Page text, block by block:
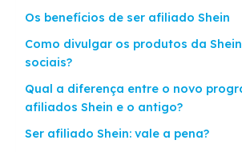
Os benefícios de ser afiliado Shein
Como divulgar os produtos da
sociais?
Qual a diferença entre o novo
afiliados Shein e o antigo?
Ser afiliado Shein: vale a pena?